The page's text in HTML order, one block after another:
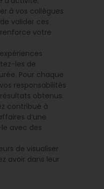
à vos collègues
valider ces
votre
les de
Pour chaque
responsabilités
obtenus.
contribué à
d’une
avec des
de visualiser
avoir dans leur